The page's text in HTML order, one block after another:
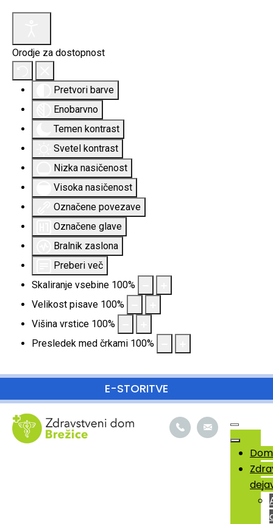
Orodje za dostopnost
Pretvori barve
Enobarvno
Temen kontrast
Svetel kontrast
Nizka nasičenost
Visoka nasičenost
Označene povezave
Označene glave
Bralnik zaslona
Preberi več
Skaliranje vsebine 100%
Velikost pisave 100%
Višina vrstice 100%
Presledek med črkami 100%
SKOČI DO OSREDNJE VSEBINE
E-STORITVE